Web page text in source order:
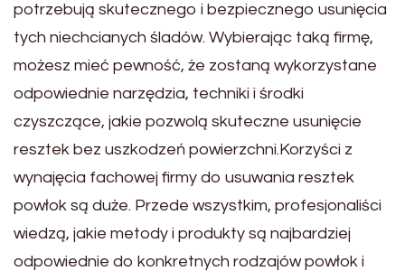
potrzebują skutecznego i bezpiecznego usunięcia
tych niechcianych śladów. Wybierając taką firmę,
możesz mieć pewność, że zostaną wykorzystane
odpowiednie narzędzia, techniki i środki
czyszczące, jakie pozwolą skuteczne usunięcie
resztek bez uszkodzeń powierzchni.Korzyści z
wynajęcia fachowej firmy do usuwania resztek
powłok są duże. Przede wszystkim, profesjonaliści
wiedzą, jakie metody i produkty są najbardziej
odpowiednie do konkretnych rodzajów powłok i